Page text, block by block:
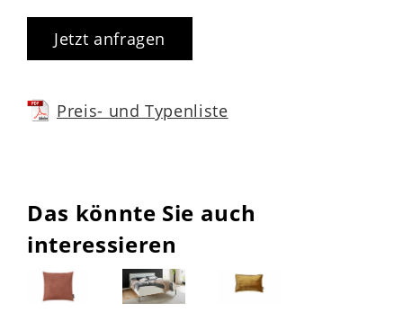
Jetzt anfragen
Preis- und Typenliste
Das könnte Sie auch
interessieren